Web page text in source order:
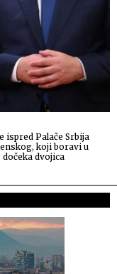
ispred Palače Srbija
koji boravi u
dvojica